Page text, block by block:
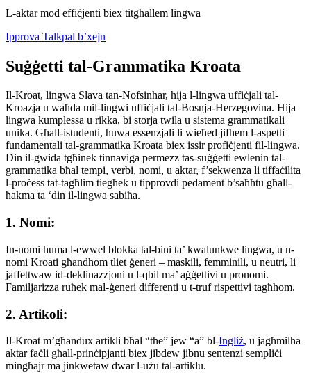
L-aktar mod effiċjenti biex titgħallem lingwa
Ipprova Talkpal b’xejn
Suġġetti tal-Grammatika Kroata
Il-Kroat, lingwa Slava tan-Nofsinhar, hija l-lingwa uffiċjali tal-
Kroazja u waħda mil-lingwi uffiċjali tal-Bosnja-Ħerzegovina. Hija
lingwa kumplessa u rikka, bi storja twila u sistema grammatikali
unika. Għall-istudenti, huwa essenzjali li wieħed jifhem l-aspetti
fundamentali tal-grammatika Kroata biex issir profiċjenti fil-lingwa.
Din il-gwida tgħinek tinnaviga permezz tas-suġġetti ewlenin tal-
grammatika bħal tempi, verbi, nomi, u aktar, f’sekwenza li tiffaċilita
l-proċess tat-tagħlim tiegħek u tipprovdi pedament b’saħħtu għall-
ħakma ta ‘din il-lingwa sabiħa.
1. Nomi:
In-nomi huma l-ewwel blokka tal-bini ta’ kwalunkwe lingwa, u n-
nomi Kroati għandhom tliet ġeneri – maskili, femminili, u neutri, li
jaffettwaw id-deklinazzjoni u l-qbil ma’ aġġettivi u pronomi.
Familjarizza ruħek mal-ġeneri differenti u t-truf rispettivi tagħhom.
2. Artikoli:
Il-Kroat m’għandux artikli bħal “the” jew “a” bl-Ingliż, u jagħmilha
aktar faċli għall-prinċipjanti biex jibdew jibnu sentenzi sempliċi
mingħajr ma jinkwetaw dwar l-użu tal-artiklu.